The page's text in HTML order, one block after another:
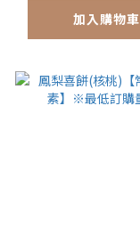
加入購物車